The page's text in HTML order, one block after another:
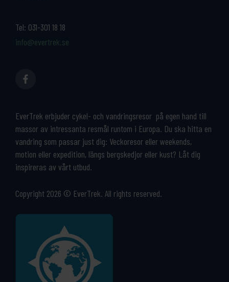
Tel: 031-301 18 18
info@evertrek.se
EverTrek erbjuder cykel- och vandringsresor på egen hand till
massor av intressanta resmål runtom i Europa. Du ska hitta en
vandring som passar just dig: Veckoresor eller weekends,
motion eller expedition, längs bergskedjor eller kust? Låt dig
inspireras av vårt utbud.
Copyright 2026 © EverTrek. All rights reserved.